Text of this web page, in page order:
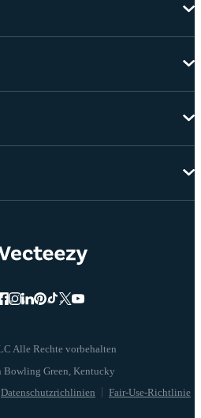
Alle Rechte vorbehalten
Datenschutzrichlinien Fair-Use-Richtlinie